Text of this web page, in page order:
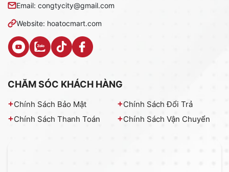
Email: congtycity@gmail.com
Website: hoatocmart.com
CHĂM SÓC KHÁCH HÀNG
Chính Sách Bảo Mật
Chính Sách Đổi Trả
Chính Sách Thanh Toán
Chính Sách Vận Chuyển